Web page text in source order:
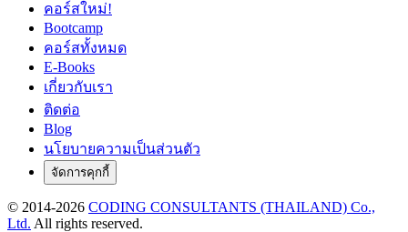
คอร์สใหม่!
Bootcamp
คอร์สทั้งหมด
E-Books
เกี่ยวกับเรา
ติดต่อ
Blog
นโยบายความเป็นส่วนตัว
จัดการคุกกี้
© 2014-2026 CODING CONSULTANTS (THAILAND) Co.,
Ltd. All rights reserved.